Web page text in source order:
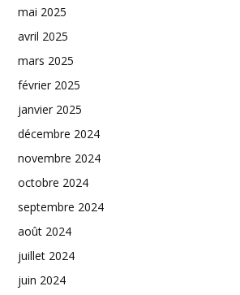
mai 2025
avril 2025
mars 2025
février 2025
janvier 2025
décembre 2024
novembre 2024
octobre 2024
septembre 2024
août 2024
juillet 2024
juin 2024